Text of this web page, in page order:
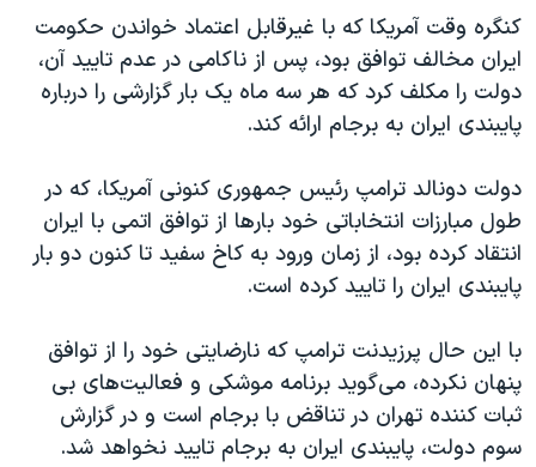
کنگره وقت آمریکا که با غیرقابل اعتماد خواندن حکومت
ایران مخالف توافق بود، پس از ناکامی در عدم تایید آن،
دولت را مکلف کرد که هر سه ماه یک بار گزارشی را درباره
پایبندی ایران به برجام ارائه کند.
دولت دونالد ترامپ رئیس جمهوری کنونی آمریکا، که در
طول مبارزات انتخاباتی خود بارها از توافق اتمی با ایران
انتقاد کرده بود، از زمان ورود به کاخ سفید تا کنون دو بار
پایبندی ایران را تایید کرده است.
با این حال پرزیدنت ترامپ که نارضایتی خود را از توافق
پنهان نکرده، می‌گوید برنامه موشکی و فعالیت‌های بی
ثبات کننده تهران در تناقض با برجام است و در گزارش
سوم دولت، پایبندی ایران به برجام تایید نخواهد شد.